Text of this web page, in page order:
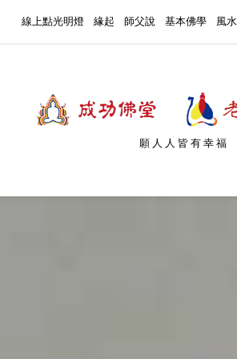
線上點光明燈 緣起 師父說 基本佛學 風水
願人人皆有幸福